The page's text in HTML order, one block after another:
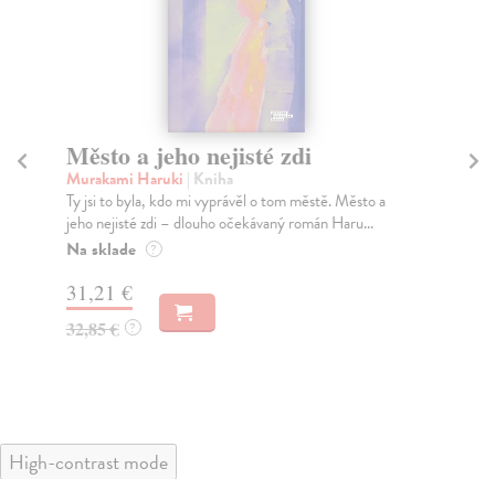
Město a jeho nejisté zdi
Murakami Haruki | Kniha
Ty jsi to byla, kdo mi vyprávěl o tom městě. Město a
jeho nejisté zdi – dlouho očekávaný román Haru...
Na sklade ?
31,21 €
32,85 € ?
High-contrast mode